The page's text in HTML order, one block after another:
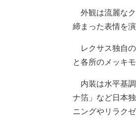
外観は流麗な
締まった表情を演
レクサス独自
と各所のメッキ
内装は水平基
ナ箔」など日本
ニングやリラク